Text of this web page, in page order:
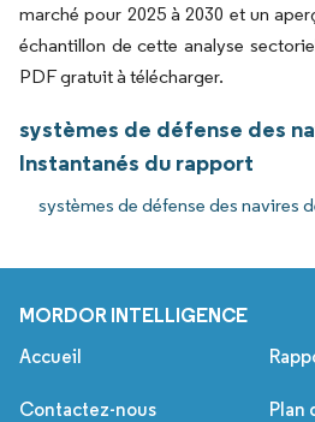
marché pour 2025 à 2030 et un
échantillon de cette analyse
PDF gratuit à télécharger.
systèmes de défense des
Instantanés du rapport
systèmes de défense des navires
MORDOR INTELLIGENCE
Accueil
Contactez-nous Plan